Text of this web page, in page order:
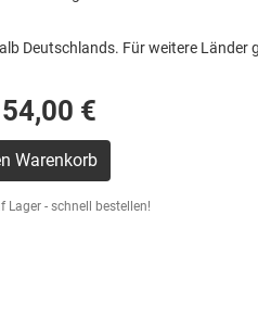
Deutschlands. Für weitere
54,00 €
Warenkorb
Lager - schnell bestellen!